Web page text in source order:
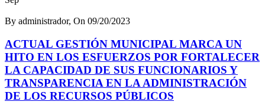
By administrador, On 09/20/2023
ACTUAL GESTIÓN MUNICIPAL MARCA UN
HITO EN LOS ESFUERZOS POR FORTALECER
LA CAPACIDAD DE SUS FUNCIONARIOS Y
TRANSPARENCIA EN LA ADMINISTRACIÓN
DE LOS RECURSOS PÚBLICOS